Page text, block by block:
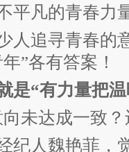
平凡的青春力
追寻青春的
”各有答案！
是“有力量把
达成一致？
人魏艳菲，